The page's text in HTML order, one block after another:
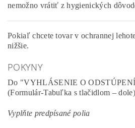
nemožno vrátiť z hygienických
Pokiaľ chcete tovar v ochrannej
nižšie.
POKYNY
Do "VYHLÁSENIE O
(Formulár-Tabuľka s tlačidlom – dole)
Vyplňte predpísané polia